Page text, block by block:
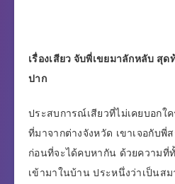
เรื่องเสียว จับพี่เขยมาลักหลับ สุ
ปาก
ประสบการณ์เสียวที่ไม่เคยบอกใ
ที่มาจากต่างจังหวัด เขาเจอกับ
ก่อนที่จะได้คบหากัน ด้วยความที่
เข้ามาในบ้าน ประหนึ่งว่าเป็นส